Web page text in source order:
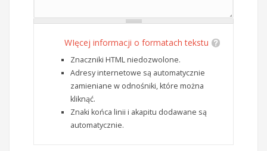
WIęcej informacji o formatach tekstu
Znaczniki HTML niedozwolone.
Adresy internetowe są automatycznie
zamieniane w odnośniki, które można
kliknąć.
Znaki końca linii i akapitu dodawane są
automatycznie.